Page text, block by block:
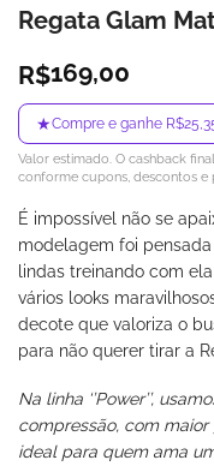
Regata Glam
R$169,00
★Compre e ganhe
Valor estimado. O cashback
conforme cupons, descontos e
É impossível não se
modelagem foi
lindas treinando com
vários looks
decote que valoriza o
para não querer tirar a
Na linha ‘’Power’’,
compressão, com
ideal para quem ama